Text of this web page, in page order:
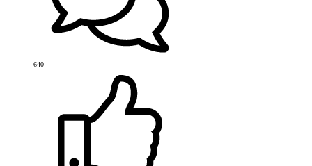
640